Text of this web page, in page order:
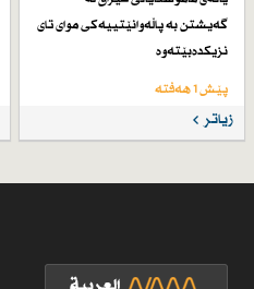
گەیشتن بە پاڵەوانێتییەكی موای تای
نزیكدەبێتەوە
پێش 1 هەفتە
زیاتر